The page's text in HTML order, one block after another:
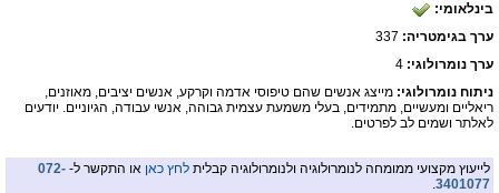
פייסבוק
בינלאומי:
ערך בגימטריה:
ערך נומרולוגי: 4
ניתוח נומרולוגי: מייצג אנשים שהם טיפוסי אדמה וקרקע, אנשים יציבים, מאוזנים,
ריאליים ומעשיים, מתמידים, בעלי משמעת עצמית גבוהה, אנשי עבודה, הגיוניים. יודעים
לאלתר ושמים לב לפרטים.
לייעוץ מקצועי ממומחה לנומרולוגיה ולנומרולוגיה קבלית לחץ כאן או התקשר ל- 072-
3401077
.